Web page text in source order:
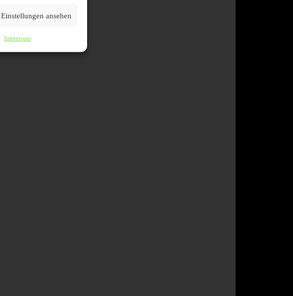
Einstellungen ansehen
Impressum